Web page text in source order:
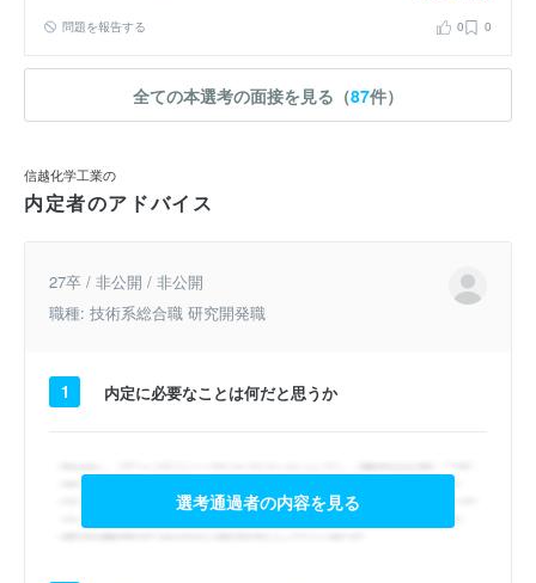
問題を報告する 0 0
全ての本選考の面接を見る（87件）
信越化学工業の
内定者のアドバイス
27卒 / 非公開 / 非公開
職種: 技術系総合職 研究開発職
1 内定に必要なことは何だと思うか
選考通過者の内容を見る